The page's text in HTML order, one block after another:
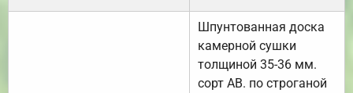
Шпунтованная доска
камерной сушки
толщиной 35-36 мм.
сорт АВ. по строганой